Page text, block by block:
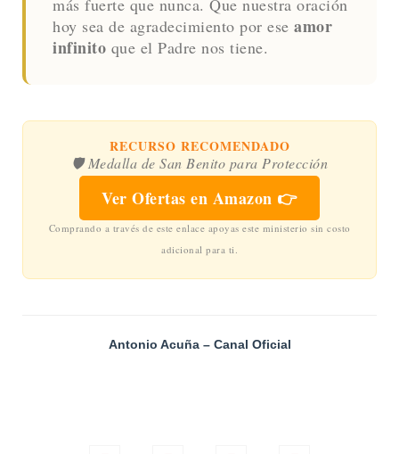
hoy sea de agradecimiento por ese amor
infinito que el Padre nos tiene.
RECURSO RECOMENDADO
🛡️ Medalla de San Benito para Protección
Ver Ofertas en Amazon 👉
Comprando a través de este enlace apoyas este ministerio sin costo
adicional para ti.
Antonio Acuña – Canal Oficial